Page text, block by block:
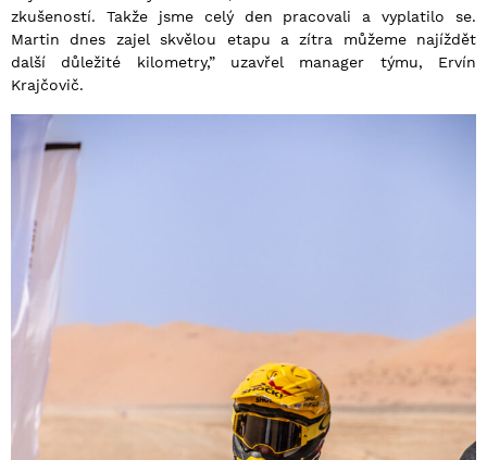
zkušeností. Takže jsme celý den pracovali a vyplatilo se.
Martin dnes zajel skvělou etapu a zítra můžeme najíždět
další důležité kilometry,” uzavřel manager týmu, Ervín
Krajčovič.